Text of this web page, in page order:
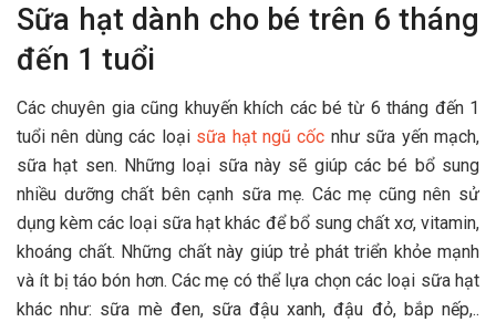
Sữa hạt dành cho bé trên 6 tháng
đến 1 tuổi
Các chuyên gia cũng khuyến khích các bé từ 6 tháng đến 1
tuổi nên dùng các loạisữa hạt ngũ cốc như sữa yến mạch,
sữa hạt sen. Những loại sữa này sẽ giúp các bé bổ sung
nhiều dưỡng chất bên cạnh sữa mẹ. Các mẹ cũng nên sử
dụng kèm các loại sữa hạt khác để bổ sung chất xơ, vitamin,
khoáng chất. Những chất này giúp trẻ phát triển khỏe mạnh
và ít bị táo bón hơn. Các mẹ có thể lựa chọn các loại sữa hạt
khác như: sữa mè đen, sữa đậu xanh, đậu đỏ, bắp nếp,..